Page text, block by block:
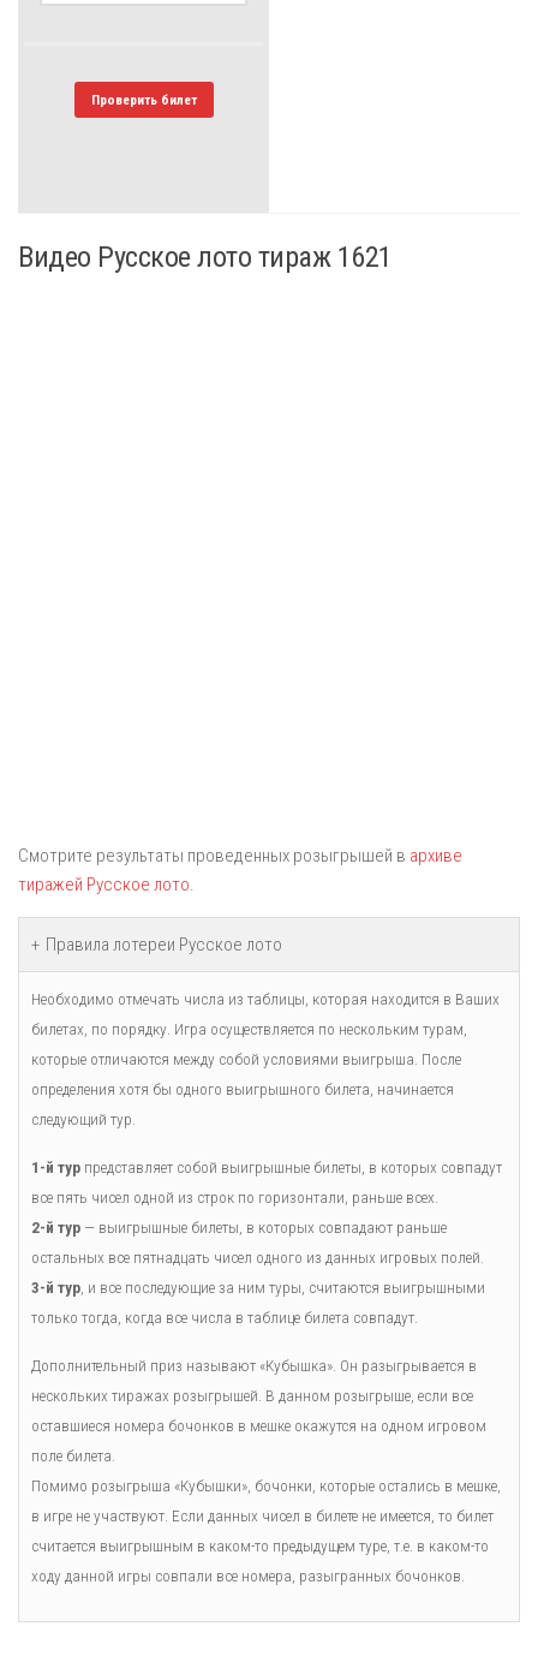
Проверить билет
Видео Русское лото тираж 1621
Смотрите результаты проведенных розыгрышей в архиве
тиражей Русское лото.
Правила лотереи Русское лото
Необходимо отмечать числа из таблицы, которая находится в Ваших
билетах, по порядку. Игра осуществляется по нескольким турам,
которые отличаются между собой условиями выигрыша. После
определения хотя бы одного выигрышного билета, начинается
следующий тур.
1-й тур представляет собой выигрышные билеты, в которых совпадут
все пять чисел одной из строк по горизонтали, раньше всех.
2-й тур — выигрышные билеты, в которых совпадают раньше
остальных все пятнадцать чисел одного из данных игровых полей.
3-й тур, и все последующие за ним туры, считаются выигрышными
только тогда, когда все числа в таблице билета совпадут.
Дополнительный приз называют «Кубышка». Он разыгрывается в
нескольких тиражах розыгрышей. В данном розыгрыше, если все
оставшиеся номера бочонков в мешке окажутся на одном игровом
поле билета.
Помимо розыгрыша «Кубышки», бочонки, которые остались в мешке,
в игре не участвуют. Если данных чисел в билете не имеется, то билет
считается выигрышным в каком-то предыдущем туре, т.е. в каком-то
ходу данной игры совпали все номера, разыгранных бочонков.